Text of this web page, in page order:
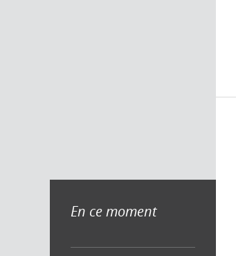
En ce moment